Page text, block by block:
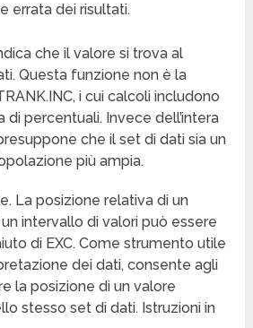
errata dei risultati.
che il valore si trova al
Questa funzione non è la
i cui calcoli includono
di percentuali. Invece dell’intera
che il set di dati sia un
più ampia.
La posizione relativa di un
un intervallo di valori può essere
di EXC. Come strumento utile
dei dati, consente agli
la posizione di un valore
stesso set di dati. Istruzioni in